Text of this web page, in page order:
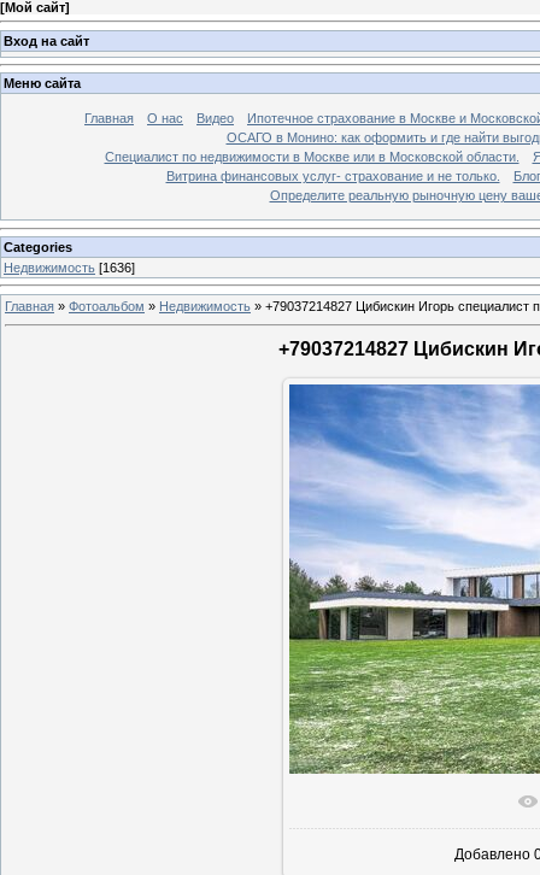
[Мой сайт]
Вход на сайт
Меню сайта
Главная О нас Видео
Ипотечное страхование в Москве и
ОСАГО в Монино: как оформить и где найти
Специалист по недвижимости в Москве или в Московской области.
Витрина финансовых услуг- страхование и не только.
Блог
Определите реальную рыночную цену
Categories
Недвижимость [1636]
Главная » Фотоальбом » Недвижимость » +79037214827 Цибискин Игорь специалист
+79037214827 Цибискин
В
Добавлено